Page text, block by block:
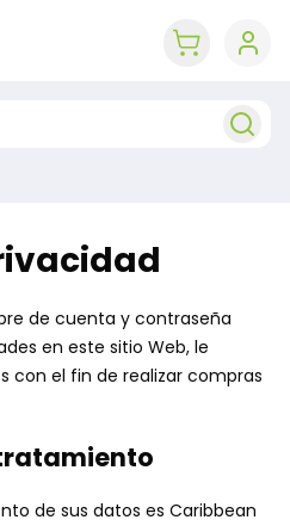
de cuenta y contraseña
en este sitio Web, le
con el fin de realizar compras
de sus datos es Caribbean